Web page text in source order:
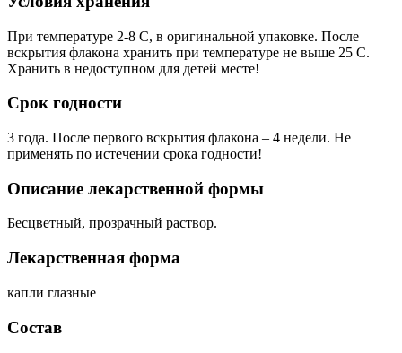
При температуре 2-8 С, в оригинальной упаковке. После
вскрытия флакона хранить при температуре не выше 25 С.
Хранить в недоступном для детей месте!
Срок годности
3 года. После первого вскрытия флакона – 4 недели. Не
применять по истечении срока годности!
Описание лекарственной формы
Бесцветный, прозрачный раствор.
Лекарственная форма
капли глазные
Состав